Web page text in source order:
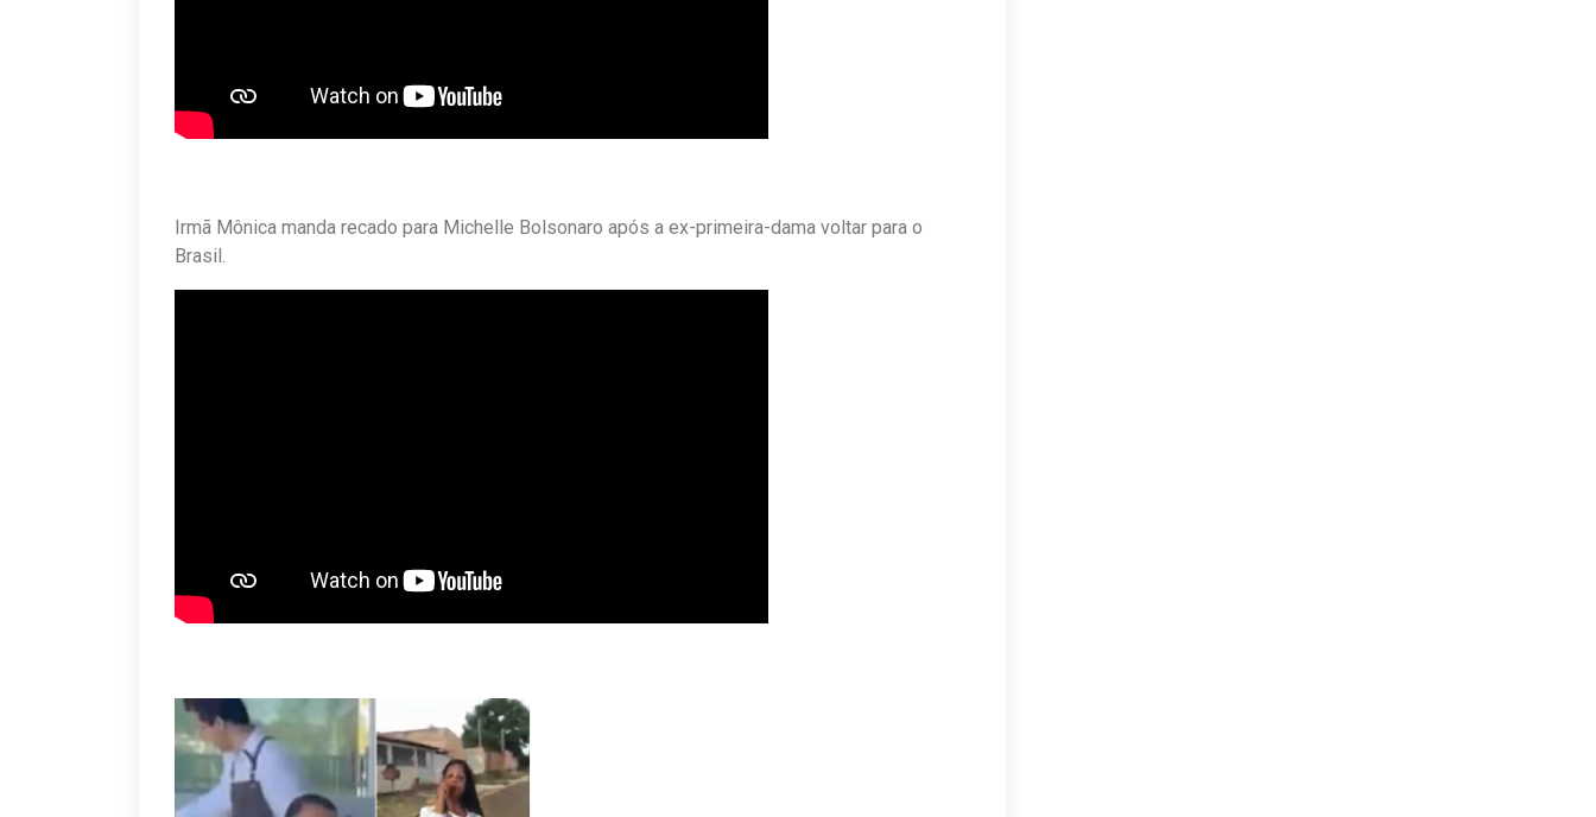
Irmã Mônica manda recado para Michelle Bolsonaro após a ex-primeira-dama voltar para o
Brasil.